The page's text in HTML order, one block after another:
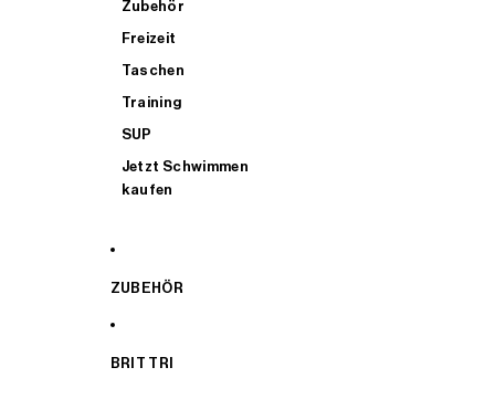
Zubehör
Freizeit
Taschen
Training
SUP
Jetzt Schwimmen
kaufen
ZUBEHÖR
BRIT TRI